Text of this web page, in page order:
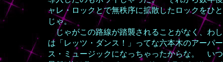
ャレ・ロックとで無秩序に拡散したロックをひ
じゃ。
じゃがこの路線が踏襲されることがなく、わ
は「レッツ・ダンス！」ってな六本木のアーパ
ス・ミュージックになっちゃったからな。 い